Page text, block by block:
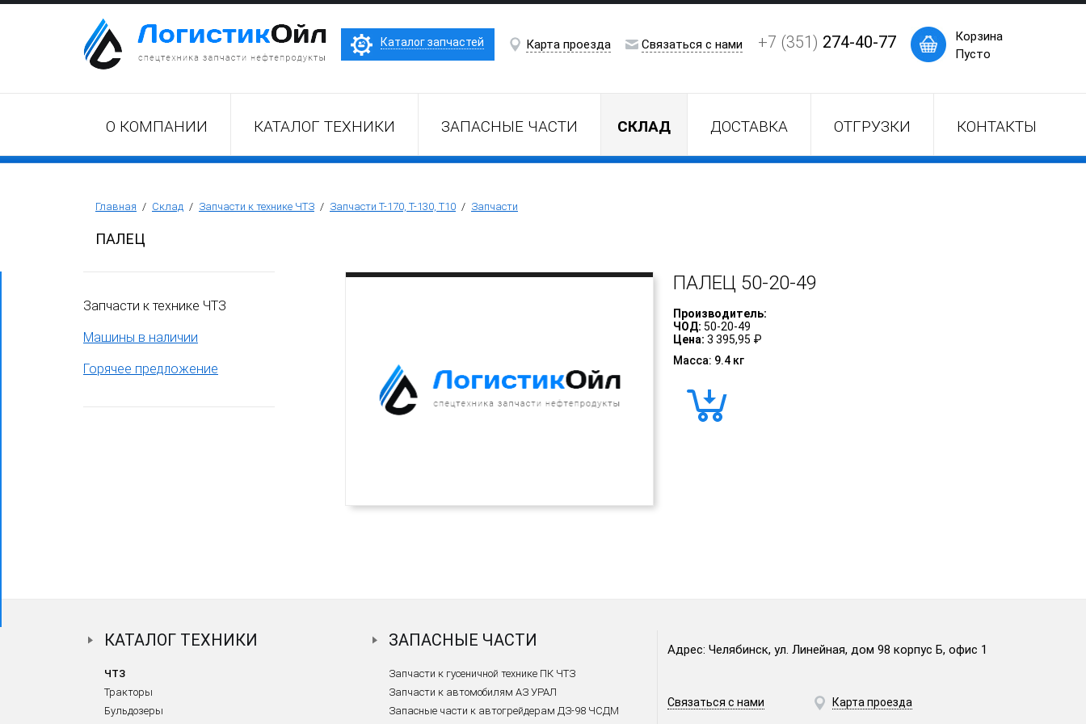
Бульдозер Б12
Трубоукладчики ТР12 /ТР20
Каталог запчастей Карта проезда Связаться с нами +7 (351) 274-40-77
Корзина
Пусто
О КОМПАНИИ КАТАЛОГ ТЕХНИКИ ЗАПАСНЫЕ ЧАСТИ СКЛАД ДОСТАВКА ОТГРУЗКИ КОНТАКТЫ
Главная / Склад / Запчасти к технике ЧТЗ / Запчасти Т-170, Т-130, Т10 / Запчасти
ПАЛЕЦ
ПАЛЕЦ 50-20-49
Производитель:
ЧОД: 50-20-49
Цена: 3 395,95 ₽
Масса: 9.4 кг
Запчасти к технике ЧТЗ
Машины в наличии
Горячее предложение
КАТАЛОГ ТЕХНИКИ
ЧТЗ
Тракторы
Бульдозеры
ЗАПАСНЫЕ ЧАСТИ
Запчасти к гусеничной технике ПК ЧТЗ
Запчасти к автомобилям АЗ УРАЛ
Запасные части к автогрейдерам ДЗ-98 ЧСДМ
Адрес: Челябинск, ул. Линейная, дом 98 корпус Б, офис 1
Связаться с нами Карта проезда